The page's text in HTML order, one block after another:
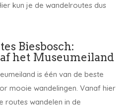
kun je de wandelroutes dus
Biesbosch:
het Museumeiland
is één van de beste
mooie wandelingen. Vanaf hier
routes wandelen in de